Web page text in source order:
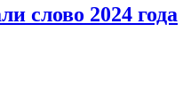
слово 2024 года